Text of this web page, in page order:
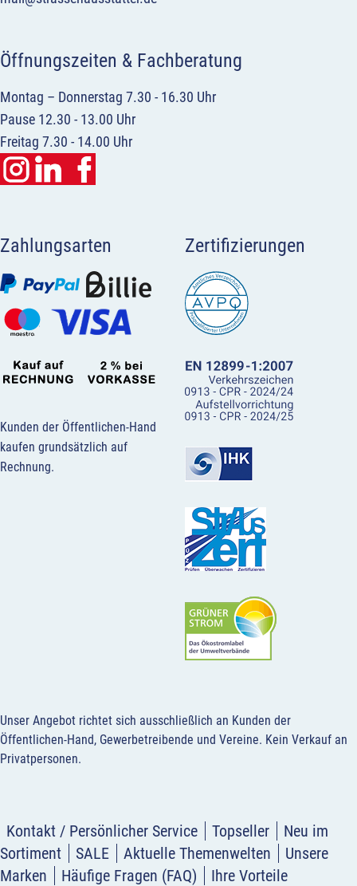
Öffnungszeiten & Fachberatung
Montag – Donnerstag 7.30 - 16.30 Uhr
Pause 12.30 - 13.00 Uhr
Freitag 7.30 - 14.00 Uhr
Zahlungsarten
Kunden der Öffentlichen-Hand
kaufen grundsätzlich auf
Rechnung.
Zertifizierungen
Unser Angebot richtet sich ausschließlich an Kunden der
Öffentlichen-Hand, Gewerbetreibende und Vereine. Kein Verkauf an
Privatpersonen.
Kontakt / Persönlicher Service Topseller
Neu im
Sortiment
SALE Aktuelle Themenwelten
Unsere
Marken
Häufige Fragen (FAQ) Ihre Vorteile